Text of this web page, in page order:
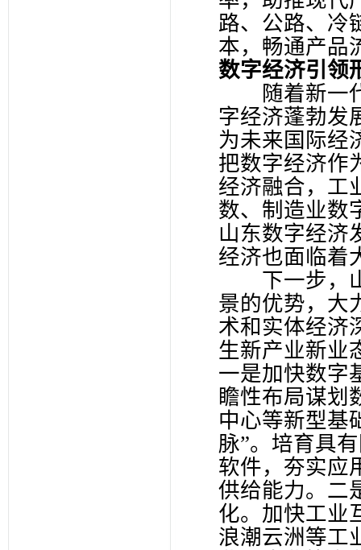
路、公路、冷
本，畅通产品
数字经济引领
随着新一代
字经济蓬勃发
为未来国际经
把数字经济作
经济融合，工
数、制造业数
山东数字经济
经济也面临着
下一步，山
景的优势，大
术和实体经济
生新产业新业
一是加快数字
瞻性布局谋划
中心等新型基
脉”。培育具
软件，夯实应
供给能力。二
化。加快工业
浪潮云洲等工